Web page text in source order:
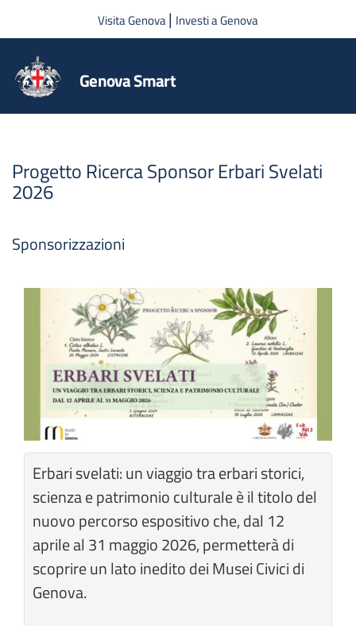
Salta al contenuto principale
Visita Genova| Investi a Genova
Genova Smart
Progetto Ricerca Sponsor Erbari Svelati
2026
Sponsorizzazioni
Erbari svelati: un viaggio tra erbari storici,
scienza e patrimonio culturale è il titolo del
nuovo percorso espositivo che, dal 12
aprile al 31 maggio 2026, permetterà di
scoprire un lato inedito dei Musei Civici di
Genova.